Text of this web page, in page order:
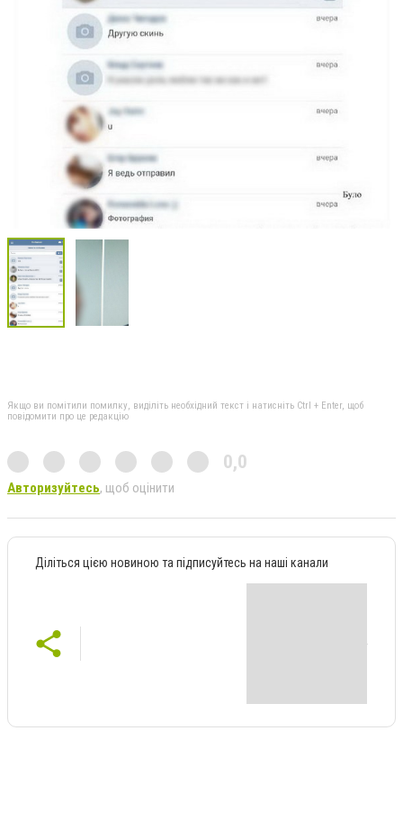
Якщо ви помітили помилку, виділіть необхідний текст і натисніть Ctrl + Enter, щоб
повідомити про це редакцію
0,0
Авторизуйтесь, щоб оцінити
Діліться цією новиною та підписуйтесь на наші канали